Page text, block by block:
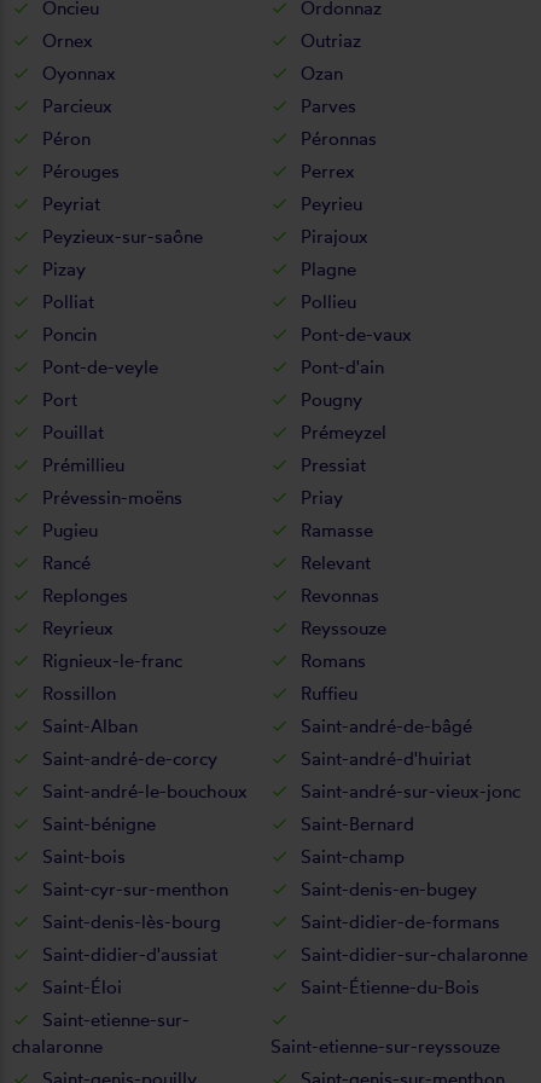
Oncieu
Ordonnaz
Ornex
Outriaz
Oyonnax
Ozan
Parcieux
Parves
Péron
Péronnas
Pérouges
Perrex
Peyriat
Peyrieu
Peyzieux-sur-saône
Pirajoux
Pizay
Plagne
Polliat
Pollieu
Poncin
Pont-de-vaux
Pont-de-veyle
Pont-d'ain
Port
Pougny
Pouillat
Prémeyzel
Prémillieu
Pressiat
Prévessin-moëns
Priay
Pugieu
Ramasse
Rancé
Relevant
Replonges
Revonnas
Reyrieux
Reyssouze
Rignieux-le-franc
Romans
Rossillon
Ruffieu
Saint-Alban
Saint-andré-de-bâgé
Saint-andré-de-corcy
Saint-andré-d'huiriat
Saint-andré-le-bouchoux
Saint-andré-sur-vieux-jonc
Saint-bénigne
Saint-Bernard
Saint-bois
Saint-champ
Saint-cyr-sur-menthon
Saint-denis-en-bugey
Saint-denis-lès-bourg
Saint-didier-de-formans
Saint-didier-d'aussiat
Saint-didier-sur-chalaronne
Saint-Éloi
Saint-Étienne-du-Bois
Saint-etienne-sur-
chalaronne
Saint-etienne-sur-reyssouze